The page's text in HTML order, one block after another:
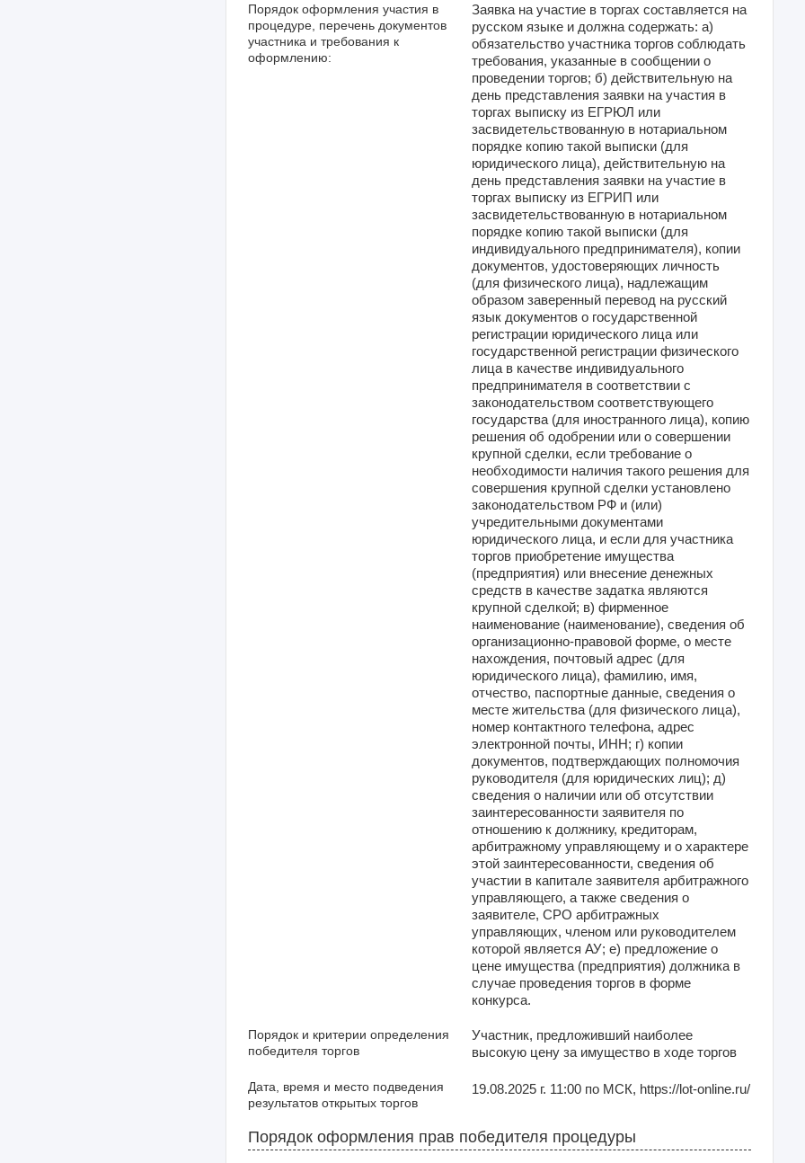
Порядок оформления участия в
процедуре, перечень документов
участника и требования к
оформлению:
Заявка на участие в торгах составляется на
русском языке и должна содержать: а)
обязательство участника торгов соблюдать
требования, указанные в сообщении о
проведении торгов; б) действительную на
день представления заявки на участия в
торгах выписку из ЕГРЮЛ или
засвидетельствованную в нотариальном
порядке копию такой выписки (для
юридического лица), действительную на
день представления заявки на участие в
торгах выписку из ЕГРИП или
засвидетельствованную в нотариальном
порядке копию такой выписки (для
индивидуального предпринимателя), копии
документов, удостоверяющих личность
(для физического лица), надлежащим
образом заверенный перевод на русский
язык документов о государственной
регистрации юридического лица или
государственной регистрации физического
лица в качестве индивидуального
предпринимателя в соответствии с
законодательством соответствующего
государства (для иностранного лица), копию
решения об одобрении или о совершении
крупной сделки, если требование о
необходимости наличия такого решения для
совершения крупной сделки установлено
законодательством РФ и (или)
учредительными документами
юридического лица, и если для участника
торгов приобретение имущества
(предприятия) или внесение денежных
средств в качестве задатка являются
крупной сделкой; в) фирменное
наименование (наименование), сведения об
организационно-правовой форме, о месте
нахождения, почтовый адрес (для
юридического лица), фамилию, имя,
отчество, паспортные данные, сведения о
месте жительства (для физического лица),
номер контактного телефона, адрес
электронной почты, ИНН; г) копии
документов, подтверждающих полномочия
руководителя (для юридических лиц); д)
сведения о наличии или об отсутствии
заинтересованности заявителя по
отношению к должнику, кредиторам,
арбитражному управляющему и о характере
этой заинтересованности, сведения об
участии в капитале заявителя арбитражного
управляющего, а также сведения о
заявителе, СРО арбитражных
управляющих, членом или руководителем
которой является АУ; е) предложение о
цене имущества (предприятия) должника в
случае проведения торгов в форме
конкурса.
Порядок и критерии определения
победителя торгов
Участник, предложивший наиболее
высокую цену за имущество в ходе торгов
Дата, время и место подведения
результатов открытых торгов
19.08.2025 г. 11:00 по МСК, https://lot-online.ru/
Порядок оформления прав победителя процедуры